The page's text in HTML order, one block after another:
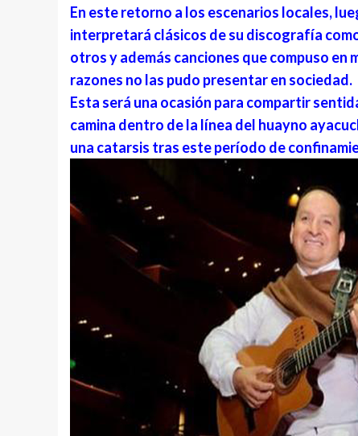
En este retorno a los escenarios locales,
interpretará clásicos de su discografía
otros y además canciones que compuso en
razones no las pudo presentar en sociedad.
Esta será una ocasión para compartir
camina dentro de la línea del huayno
una catarsis tras este período de